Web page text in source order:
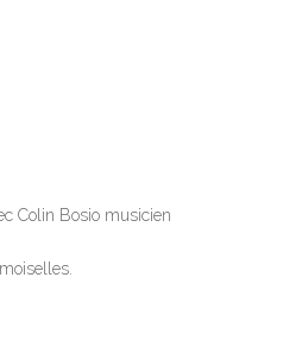
Colin Bosio musicien